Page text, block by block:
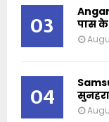
03
पास के
04